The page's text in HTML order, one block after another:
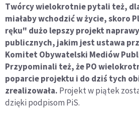
Twórcy wielokrotnie pytali też,
miałaby wchodzić w życie, skoro
ręku" dużo lepszy projekt
publicznych, jakim jest ustawa
Komitet Obywatelski Mediów
Przypominali też, że PO
poparcie projektu i do dziś tych
zrealizowała. Projekt w piątek
dzięki podpisom PiS.